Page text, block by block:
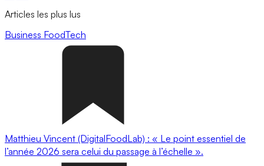
Articles les plus lus
Business FoodTech
Matthieu Vincent (DigitalFoodLab) : « Le point essentiel de
l’année 2026 sera celui du passage à l’échelle ».